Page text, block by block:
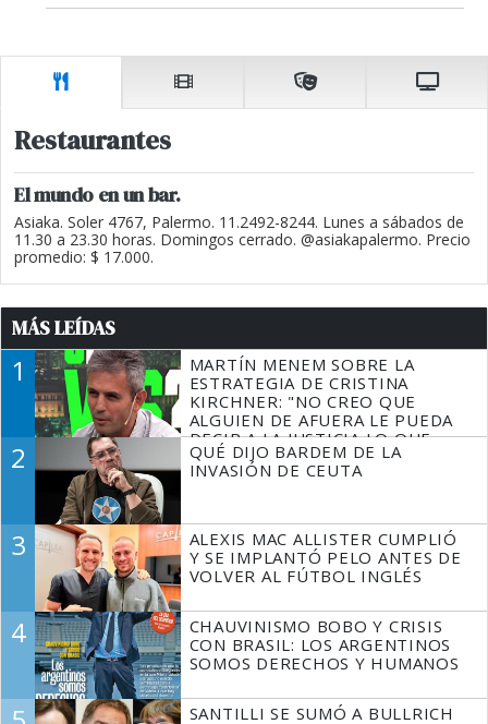
Restaurantes
El mundo en un bar.
Asiaka. Soler 4767, Palermo. 11.2492-8244. Lunes a sábados de
11.30 a 23.30 horas. Domingos cerrado. @asiakapalermo. Precio
promedio: $ 17.000.
MÁS LEÍDAS
1
MARTÍN MENEM SOBRE LA
ESTRATEGIA DE CRISTINA
KIRCHNER: "NO CREO QUE
ALGUIEN DE AFUERA LE PUEDA
DECIR A LA JUSTICIA LO QUE
TIENE QUE HACER"
2
QUÉ DIJO BARDEM DE LA
INVASIÓN DE CEUTA
3
ALEXIS MAC ALLISTER CUMPLIÓ
Y SE IMPLANTÓ PELO ANTES DE
VOLVER AL FÚTBOL INGLÉS
4
CHAUVINISMO BOBO Y CRISIS
CON BRASIL: LOS ARGENTINOS
SOMOS DERECHOS Y HUMANOS
SANTILLI SE SUMÓ A BULLRICH